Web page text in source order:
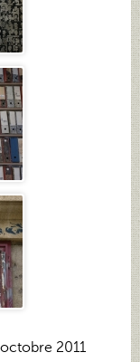
2011